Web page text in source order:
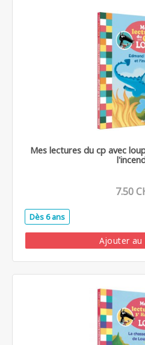
Mes lectures du cp avec
7.50
Dès 6 ans
Ajouter au